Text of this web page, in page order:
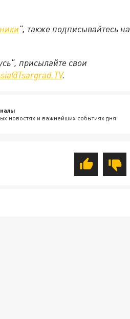
", также подписывайтесь на
присылайте свои
.
новостях и важнейших событиях дня.